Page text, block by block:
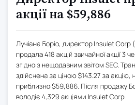
акції на $59,886
Лучіана Боріо, директор Insulet Corp
продала 418 акцій звичайної акції 3
згідно з нещодавним звітом SEC.
здійснена за ціною $143.27 за акцію,
приблизно $59,886. Після продажу
володіє 4,329 акціями Insulet Corp.